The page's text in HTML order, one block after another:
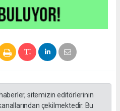
sitemizin editörlerinin
çekilmektedir. Bu